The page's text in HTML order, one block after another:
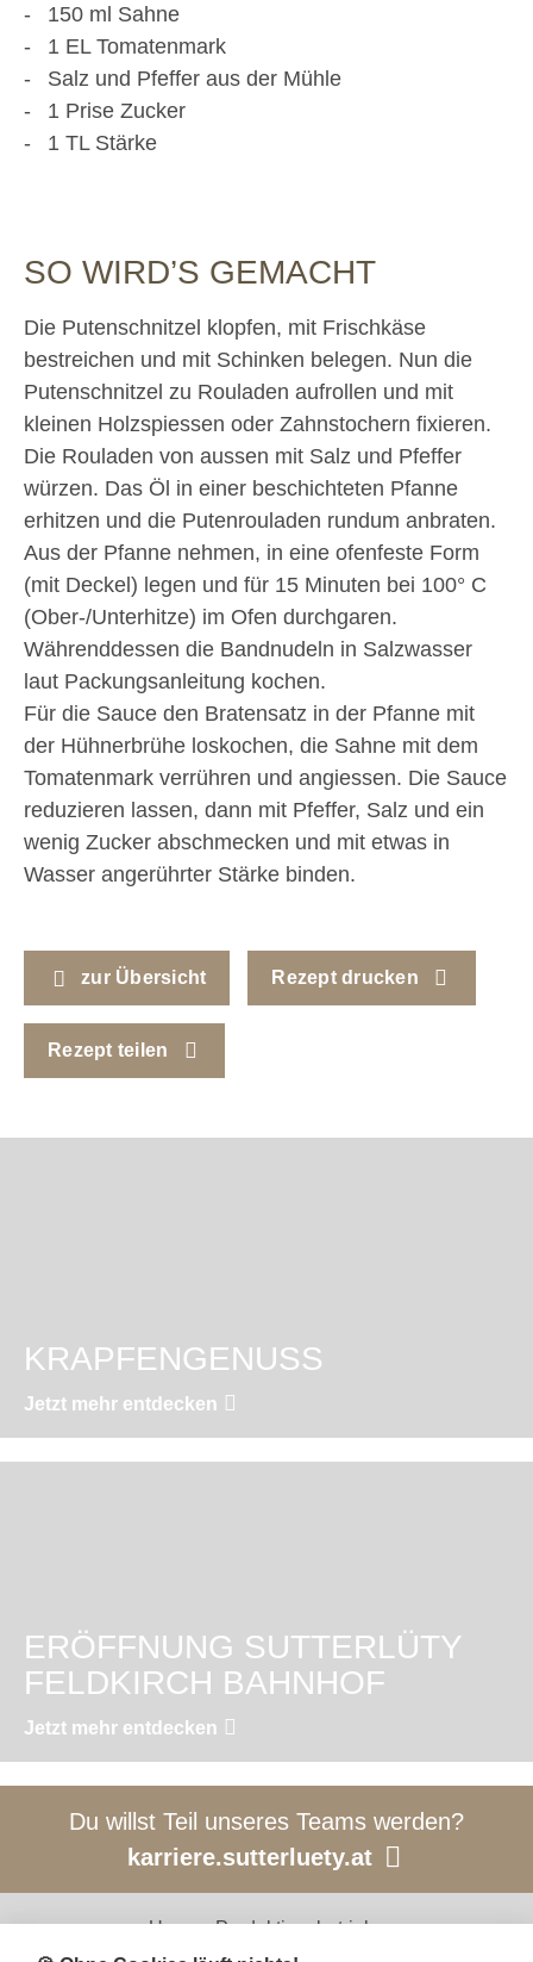
150 ml Sahne
1 EL Tomatenmark
Salz und Pfeffer aus der Mühle
1 Prise Zucker
1 TL Stärke
SO WIRD’S GEMACHT
Die Putenschnitzel klopfen, mit Frischkäse
bestreichen und mit Schinken belegen. Nun die
Putenschnitzel zu Rouladen aufrollen und mit
kleinen Holzspiessen oder Zahnstochern fixieren.
Die Rouladen von aussen mit Salz und Pfeffer
würzen. Das Öl in einer beschichteten Pfanne
erhitzen und die Putenrouladen rundum anbraten.
Aus der Pfanne nehmen, in eine ofenfeste Form
(mit Deckel) legen und für 15 Minuten bei 100° C
(Ober-/Unterhitze) im Ofen durchgaren.
Währenddessen die Bandnudeln in Salzwasser
laut Packungsanleitung kochen.
Für die Sauce den Bratensatz in der Pfanne mit
der Hühnerbrühe loskochen, die Sahne mit dem
Tomatenmark verrühren und angiessen. Die Sauce
reduzieren lassen, dann mit Pfeffer, Salz und ein
wenig Zucker abschmecken und mit etwas in
Wasser angerührter Stärke binden.
zur Übersicht Rezept drucken
Rezept teilen
KRAPFENGENUSS
Jetzt mehr entdecken
ERÖFFNUNG SUTTERLÜTY
FELDKIRCH BAHNHOF
Jetzt mehr entdecken
Du willst Teil unseres Teams werden?
karriere.sutterluety.at
Unsere Produktionsbetriebe